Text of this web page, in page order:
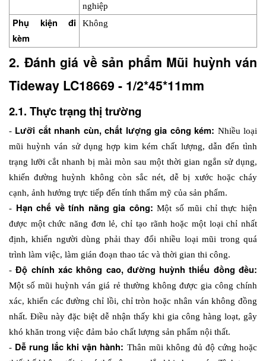
nghiệp
Phụ kiện đi
kèm
Không
2. Đánh giá về sản phẩm Mũi huỳnh ván
Tideway LC18669 - 1/2*45*11mm
2.1. Thực trạng thị trường
- Lưỡi cắt nhanh cùn, chất lượng gia công kém: Nhiều loại
mũi huỳnh ván sử dụng hợp kim kém chất lượng, dẫn đến tình
trạng lưỡi cắt nhanh bị mài mòn sau một thời gian ngắn sử dụng,
khiến đường huỳnh không còn sắc nét, dễ bị xước hoặc cháy
cạnh, ảnh hưởng trực tiếp đến tính thẩm mỹ của sản phẩm.
- Hạn chế về tính năng gia công: Một số mũi chỉ thực hiện
được một chức năng đơn lẻ, chỉ tạo rãnh hoặc một loại chỉ nhất
định, khiến người dùng phải thay đổi nhiều loại mũi trong quá
trình làm việc, làm gián đoạn thao tác và thời gian thi công.
- Độ chính xác không cao, đường huỳnh thiếu đồng đều:
Một số mũi huỳnh ván giá rẻ thường không được gia công chính
xác, khiến các đường chỉ lồi, chỉ tròn hoặc nhân ván không đồng
nhất. Điều này đặc biệt dễ nhận thấy khi gia công hàng loạt, gây
khó khăn trong việc đảm bảo chất lượng sản phẩm nội thất.
- Dễ rung lắc khi vận hành: Thân mũi không đủ độ cứng hoặc